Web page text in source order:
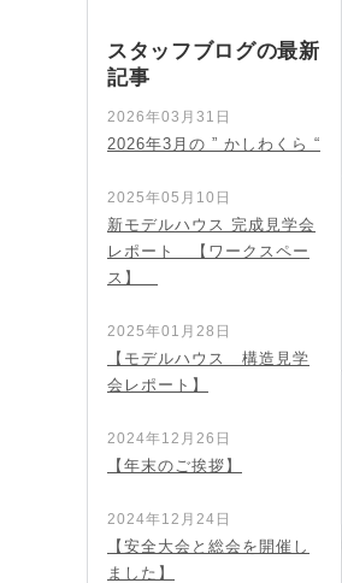
スタッフブログの最新
記事
2026年03月31日
2026年3月の ” かしわくら “
2025年05月10日
新モデルハウス 完成見学会
レポート 【ワークスペー
ス】
2025年01月28日
【モデルハウス 構造見学
会レポート】
2024年12月26日
【年末のご挨拶】
2024年12月24日
【安全大会と総会を開催し
ました】